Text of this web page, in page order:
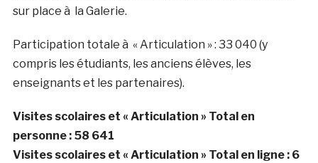
sur place à la Galerie.
Participation totale à « Articulation » : 33 040 (y
compris les étudiants, les anciens élèves, les
enseignants et les partenaires).
Visites scolaires et « Articulation » Total en
personne : 58 641
Visites scolaires et « Articulation » Total en ligne : 6